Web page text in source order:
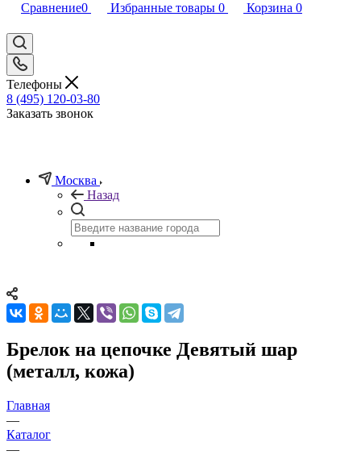
Сравнение0 Избранные товары 0 Корзина 0
Телефоны
8 (495) 120-03-80
Заказать звонок
Москва
Назад
Брелок на цепочке Девятый шар
(металл, кожа)
Главная
—
Каталог
—